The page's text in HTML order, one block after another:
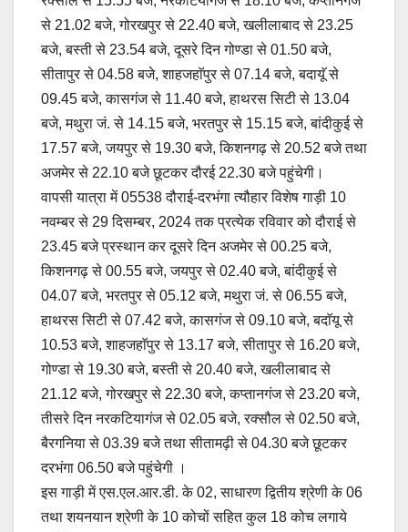
से 21.02 बजे, गोरखपुर से 22.40 बजे, खलीलाबाद से 23.25
बजे, बस्ती से 23.54 बजे, दूसरे दिन गोण्डा से 01.50 बजे,
सीतापुर से 04.58 बजे, शाहजहाॅपुर से 07.14 बजे, बदायूॅ से
09.45 बजे, कासगंज से 11.40 बजे, हाथरस सिटी से 13.04
बजे, मथुरा जं. से 14.15 बजे, भरतपुर से 15.15 बजे, बांदीकुई से
17.57 बजे, जयपुर से 19.30 बजे, किशनगढ़ से 20.52 बजे तथा
अजमेर से 22.10 बजे छूटकर दौरई 22.30 बजे पहुंचेगी।
वापसी यात्रा में 05538 दौराई-दरभंगा त्यौहार विशेष गाड़ी 10
नवम्बर से 29 दिसम्बर, 2024 तक प्रत्येक रविवार को दौराई से
23.45 बजे प्रस्थान कर दूसरे दिन अजमेर से 00.25 बजे,
किशनगढ़ से 00.55 बजे, जयपुर से 02.40 बजे, बांदीकुई से
04.07 बजे, भरतपुर से 05.12 बजे, मथुरा जं. से 06.55 बजे,
हाथरस सिटी से 07.42 बजे, कासगंज से 09.10 बजे, बदाॅयू से
10.53 बजे, शाहजहाॅपुर से 13.17 बजे, सीतापुर से 16.20 बजे,
गोण्डा से 19.30 बजे, बस्ती से 20.40 बजे, खलीलाबाद से
21.12 बजे, गोरखपुर से 22.30 बजे, कप्तानगंज से 23.20 बजे,
तीसरे दिन नरकटियागंज से 02.05 बजे, रक्सौल से 02.50 बजे,
बैरगनिया से 03.39 बजे तथा सीतामढ़ी से 04.30 बजे छूटकर
दरभंगा 06.50 बजे पहुंचेगी ।
इस गाड़ी में एस.एल.आर.डी. के 02, साधारण द्वितीय श्रेणी के 06
तथा शयनयान श्रेणी के 10 कोचों सहित कुल 18 कोच लगाये